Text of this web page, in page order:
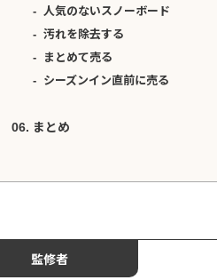
人気のないスノーボード
汚れを除去する
まとめて売る
シーズンイン直前に売る
まとめ
監修者